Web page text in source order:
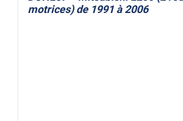
motrices) de 1991 à 2006